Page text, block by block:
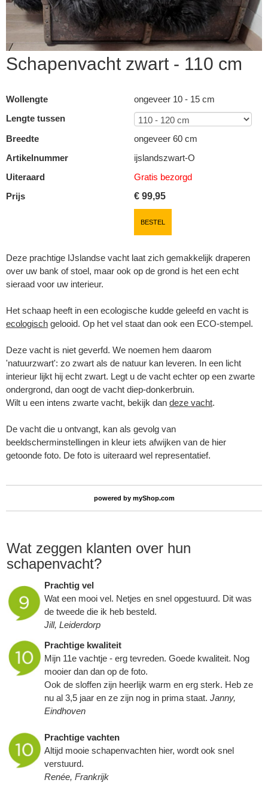
Schapenvacht zwart - 110 cm
Wollengte
ongeveer 10 - 15 cm
Lengte tussen
Breedte
ongeveer 60 cm
Artikelnummer
ijslandszwart-O
Uiteraard
Gratis bezorgd
Prijs
€ 99,95
BESTEL
Deze prachtige IJslandse vacht laat zich gemakkelijk draperen
over uw bank of stoel, maar ook op de grond is het een echt
sieraad voor uw interieur.
Het schaap heeft in een ecologische kudde geleefd en vacht is
ecologisch gelooid. Op het vel staat dan ook een ECO-stempel.
Deze vacht is niet geverfd. We noemen hem daarom
'natuurzwart': zo zwart als de natuur kan leveren. In een licht
interieur lijkt hij echt zwart. Legt u de vacht echter op een zwarte
ondergrond, dan oogt de vacht diep-donkerbruin.
Wilt u een intens zwarte vacht, bekijk dan deze vacht.
De vacht die u ontvangt, kan als gevolg van
beeldscherminstellingen in kleur iets afwijken van de hier
getoonde foto. De foto is uiteraard wel representatief.
powered by myShop.com
Wat zeggen klanten over hun
schapenvacht?
Prachtig vel
Wat een mooi vel. Netjes en snel opgestuurd. Dit was
de tweede die ik heb besteld.
Jill, Leiderdorp
Prachtige kwaliteit
Mijn 11e vachtje - erg tevreden. Goede kwaliteit. Nog
mooier dan dan op de foto.
Ook de sloffen zijn heerlijk warm en erg sterk. Heb ze
nu al 3,5 jaar en ze zijn nog in prima staat. Janny,
Eindhoven
Prachtige vachten
Altijd mooie schapenvachten hier, wordt ook snel
verstuurd.
Renée, Frankrijk